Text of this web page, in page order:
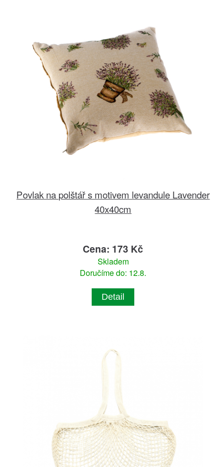
Povlak na polštář s motivem levandule Lavender
40x40cm
Cena: 173 Kč
Skladem
Doručíme do: 12.8.
Detail